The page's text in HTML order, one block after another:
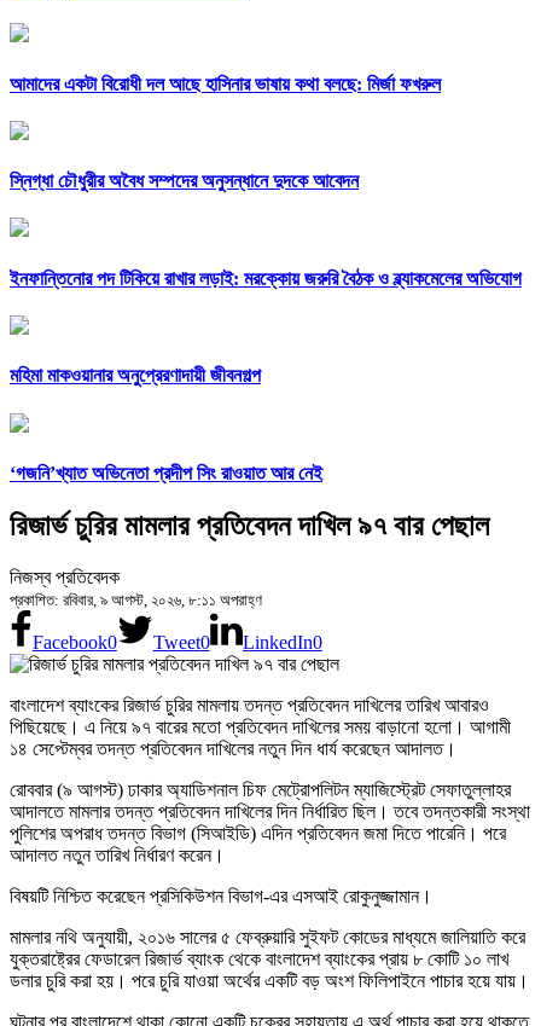
আমাদের একটা বিরোধী দল আছে হাসিনার ভাষায় কথা বলছে: মির্জা ফখরুল
স্নিগ্ধা চৌধুরীর অবৈধ সম্পদের অনুসন্ধানে দুদকে আবেদন
ইনফান্তিনোর পদ টিকিয়ে রাখার লড়াই: মরক্কোয় জরুরি বৈঠক ও ব্ল্যাকমেলের অভিযোগ
মহিমা মাকওয়ানার অনুপ্রেরণাদায়ী জীবনগল্প
‘গজনি’খ্যাত অভিনেতা প্রদীপ সিং রাওয়াত আর নেই
রিজার্ভ চুরির মামলার প্রতিবেদন দাখিল ৯৭ বার পেছাল
নিজস্ব প্রতিবেদক
প্রকাশিত: রবিবার, ৯ আগস্ট, ২০২৬, ৮:১১ অপরাহ্ণ
Facebook0 Tweet0 LinkedIn0
বাংলাদেশ ব্যাংকের রিজার্ভ চুরির মামলায় তদন্ত প্রতিবেদন দাখিলের তারিখ আবারও
পিছিয়েছে। এ নিয়ে ৯৭ বারের মতো প্রতিবেদন দাখিলের সময় বাড়ানো হলো। আগামী
১৪ সেপ্টেম্বর তদন্ত প্রতিবেদন দাখিলের নতুন দিন ধার্য করেছেন আদালত।
রোববার (৯ আগস্ট) ঢাকার অ্যাডিশনাল চিফ মেট্রোপলিটন ম্যাজিস্ট্রেট সেফাতুল্লাহর
আদালতে মামলার তদন্ত প্রতিবেদন দাখিলের দিন নির্ধারিত ছিল। তবে তদন্তকারী সংস্থা
পুলিশের অপরাধ তদন্ত বিভাগ (সিআইডি) এদিন প্রতিবেদন জমা দিতে পারেনি। পরে
আদালত নতুন তারিখ নির্ধারণ করেন।
বিষয়টি নিশ্চিত করেছেন প্রসিকিউশন বিভাগ-এর এসআই রোকুনুজ্জামান।
মামলার নথি অনুযায়ী, ২০১৬ সালের ৫ ফেব্রুয়ারি সুইফট কোডের মাধ্যমে জালিয়াতি করে
যুক্তরাষ্ট্রের ফেডারেল রিজার্ভ ব্যাংক থেকে বাংলাদেশ ব্যাংকের প্রায় ৮ কোটি ১০ লাখ
ডলার চুরি করা হয়। পরে চুরি যাওয়া অর্থের একটি বড় অংশ ফিলিপাইনে পাচার হয়ে যায়।
ঘটনার পর বাংলাদেশে থাকা কোনো একটি চক্রের সহায়তায় এ অর্থ পাচার করা হয়ে থাকতে